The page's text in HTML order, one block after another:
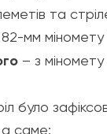
та
мм міномету
– з
було
а саме: